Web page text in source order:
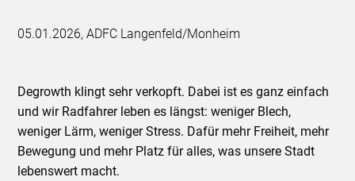
05.01.2026, ADFC Langenfeld/Monheim
Degrowth klingt sehr verkopft. Dabei ist es ganz einfach
und wir Radfahrer leben es längst: weniger Blech,
weniger Lärm, weniger Stress. Dafür mehr Freiheit, mehr
Bewegung und mehr Platz für alles, was unsere Stadt
lebenswert macht.